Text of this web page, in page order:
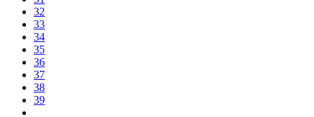
32
33
34
35
36
37
38
39